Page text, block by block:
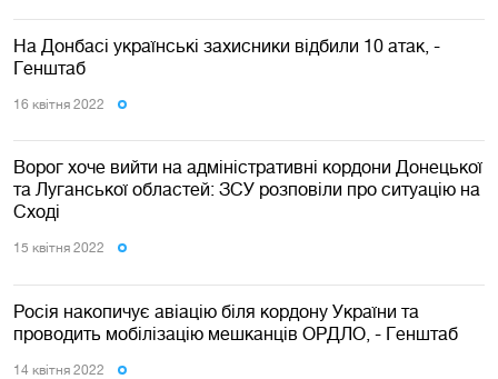
На Донбасі українські захисники відбили 10 атак, -
Генштаб
16 квiтня 2022
Ворог хоче вийти на адміністративні кордони Донецької
та Луганської областей: ЗСУ розповіли про ситуацію на
Сході
15 квiтня 2022
Росія накопичує авіацію біля кордону України та
проводить мобілізацію мешканців ОРДЛО, - Генштаб
14 квiтня 2022